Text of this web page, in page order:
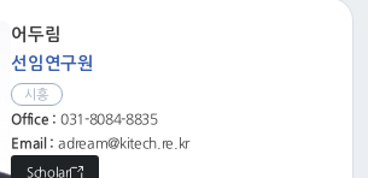
어두림
선임연구원
시흥
Office : 031-8084-8835
Email : adream@kitech.re.kr
Scholar